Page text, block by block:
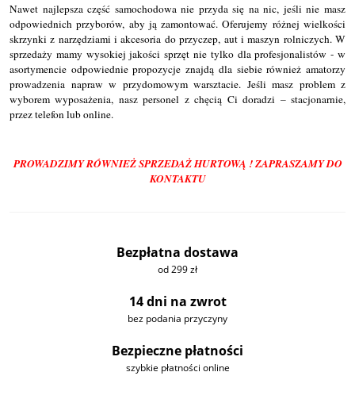
Nawet najlepsza część samochodowa nie przyda się na nic, jeśli nie masz
odpowiednich przyborów, aby ją zamontować. Oferujemy różnej wielkości
skrzynki z narzędziami i akcesoria do przyczep, aut i maszyn rolniczych. W
sprzedaży mamy wysokiej jakości sprzęt nie tylko dla profesjonalistów - w
asortymencie odpowiednie propozycje znajdą dla siebie również amatorzy
prowadzenia napraw w przydomowym warsztacie. Jeśli masz problem z
wyborem wyposażenia, nasz personel z chęcią Ci doradzi – stacjonarnie,
przez telefon lub online.
PROWADZIMY RÓWNIEŻ SPRZEDAŻ HURTOWĄ ! ZAPRASZAMY DO
KONTAKTU
Bezpłatna dostawa
od 299 zł
14 dni na zwrot
bez podania przyczyny
Bezpieczne płatności
szybkie płatności online